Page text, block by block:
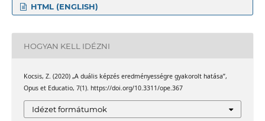
HTML (ENGLISH)
HOGYAN KELL IDÉZNI
Kocsis, Z. (2020) „A duális képzés eredményességre gyakorolt hatása”,
Opus et Educatio, 7(1). https://doi.org/10.3311/ope.367
Idézet formátumok